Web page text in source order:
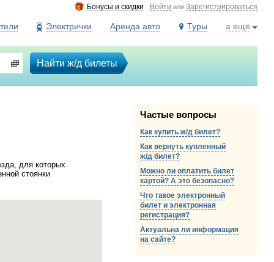
Бонусы и скидки Войти илиЗарегистрироваться
а ещё
Туры
Аренда авто
Электрички
Найти ж/д билеты
для которых
стоянки
Частые вопросы
Как купить ж/д билет?
Как вернуть купленный
ж/д билет?
Можно ли оплатить билет
картой? А это безопасно?
Что такое электронный
билет и электронная
регистрация?
Актуальна ли информация
на сайте?